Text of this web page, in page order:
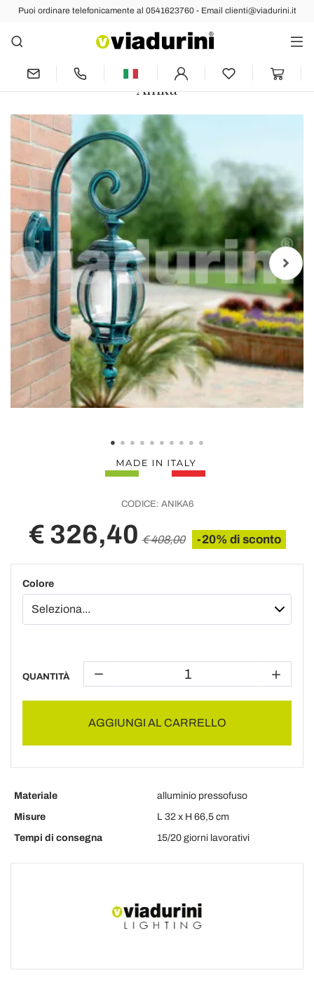
Puoi ordinare telefonicamente al 0541623760 - Email clienti@viadurini.it
Indietro Prec Succ
Lampada a muro da esterno in
alluminio pressofuso made in Italy,
Anika
CODICE: ANIKA6
€ 326,40 € 408,00 -20% di sconto
Colore
QUANTITÀ
AGGIUNGI AL CARRELLO
Materiale
alluminio pressofuso
Misure
L 32 x H 66,5 cm
Tempi di consegna
15/20 giorni lavorativi